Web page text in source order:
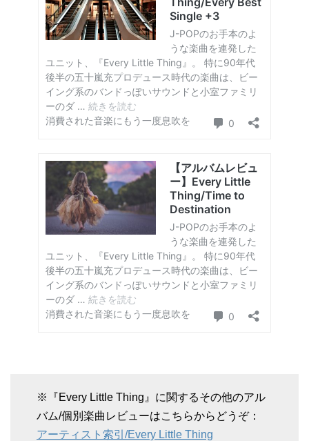
※『Every Little Thing』に関するその他のアル
バム/個別楽曲レビューはこちらからどうぞ：
アーティスト索引/Every Little Thing